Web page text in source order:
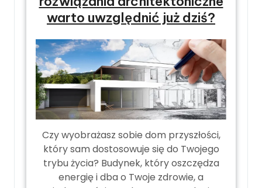
warto uwzględnić już dziś?
Czy wyobrażasz sobie dom przyszłości,
który sam dostosowuje się do Twojego
trybu życia? Budynek, który oszczędza
energię i dba o Twoje zdrowie, a